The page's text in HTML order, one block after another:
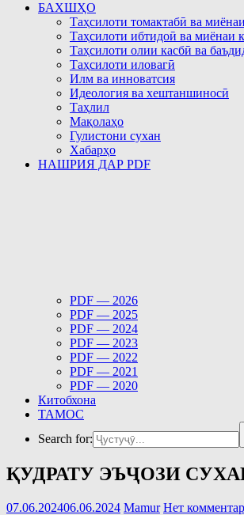
БАХШҲО
Таҳсилоти томактабӣ ва
Таҳсилоти ибтидоӣ ва миёнаи
Таҳсилоти олии касбӣ ва
Таҳсилоти иловагӣ
Илм ва инноватсия
Идеология ва хештаншиносӣ
Таҳлил
Мақолаҳо
Гулистони сухан
Хабарҳо
НАШРИЯ ДАР PDF
PDF — 2026
PDF — 2025
PDF — 2024
PDF — 2023
PDF — 2022
PDF — 2021
PDF — 2020
Китобхона
ТАМОС
Search for:
ҚУДРАТУ ЭЪҶОЗИ
07.06.202406.06.2024 Mamur Нет